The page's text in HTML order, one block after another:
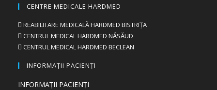
CENTRE MEDICALE HARDMED
REABILITARE MEDICALĂ HARDMED BISTRIȚAOpens
CENTRUL MEDICAL HARDMED NĂSĂUD
in
CENTRUL MEDICAL HARDMED BECLEAN
INFORMAȚII PACIENȚI
INFORMAȚII PACIENȚI